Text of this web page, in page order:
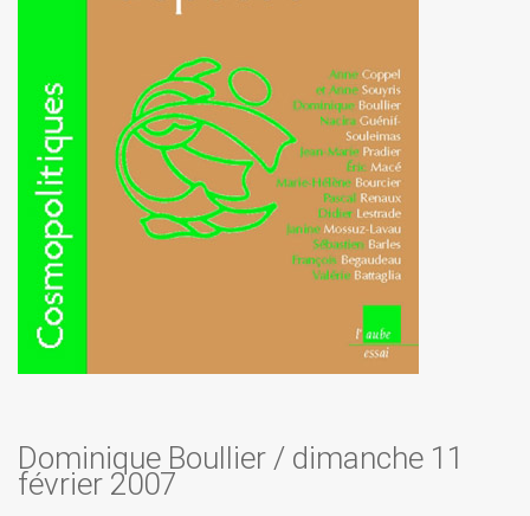
Dominique Boullier / dimanche 11
février 2007